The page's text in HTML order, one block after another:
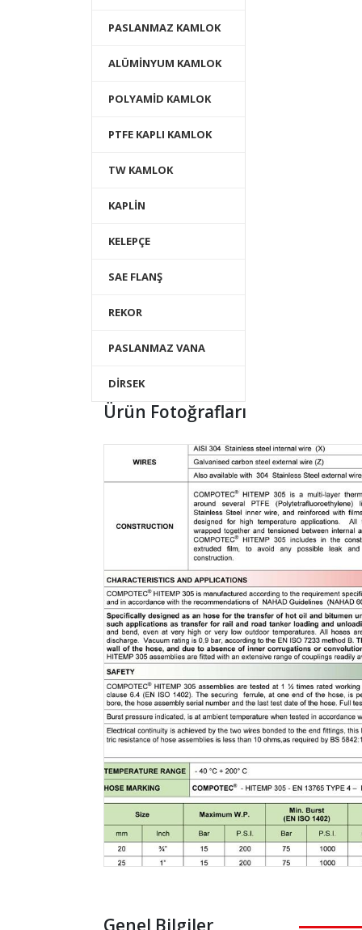
PASLANMAZ KAMLOK
ALÜMİNYUM KAMLOK
POLYAMİD KAMLOK
PTFE KAPLI KAMLOK
TW KAMLOK
KAPLİN
KELEPÇE
SAE FLANŞ
REKOR
PASLANMAZ VANA
DİRSEK
Ürün Fotoğrafları
Genel Bilgiler